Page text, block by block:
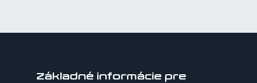
Základné informácie pre